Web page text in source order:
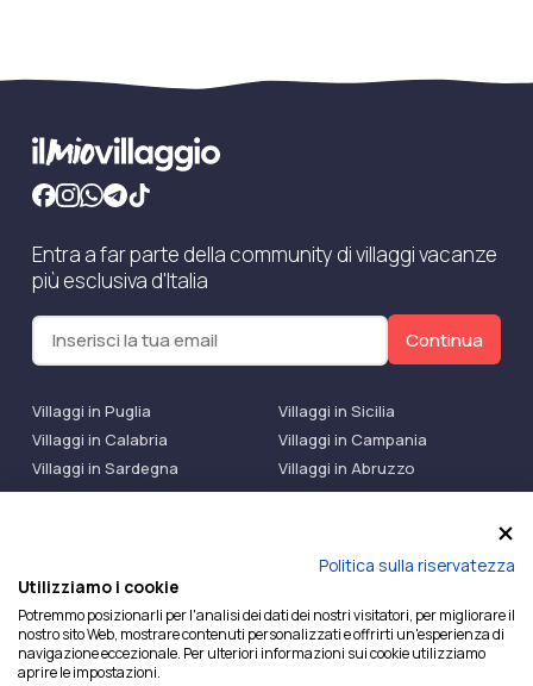
Entra a far parte della community di villaggi vacanze
più esclusiva d'Italia
Continua
Villaggi in Puglia
Villaggi in Sicilia
Villaggi in Calabria
Villaggi in Campania
Villaggi in Sardegna
Villaggi in Abruzzo
Villaggi Bluserena
Villaggi TH Resort
Ilmiovillaggio è un marchio di Ekiwi S.r.l.
Licenza Agenzia Viaggi e Turismo n° 2015/0133251 del
26/02/2015 e coperta da RC per Agenzia di Viaggi n°
OX00081147 REVO Specialty LiabilityXTravel Agencies.
Politica sulla riservatezza
Utilizziamo i cookie
Potremmo posizionarli per l'analisi dei dati dei nostri visitatori, per migliorare il
nostro sito Web, mostrare contenuti personalizzati e offrirti un'esperienza di
navigazione eccezionale. Per ulteriori informazioni sui cookie utilizziamo
aprire le impostazioni.